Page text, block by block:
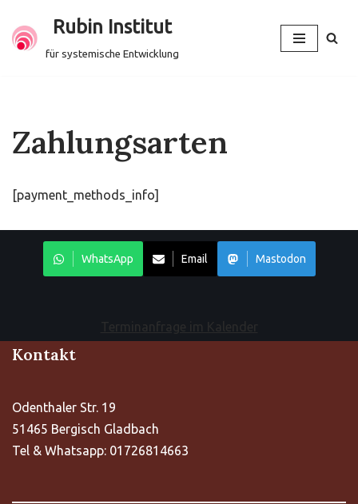
Zum
Rubin Institut
für systemische Entwicklung
Zahlungsarten
[payment_methods_info]
WhatsApp Email Mastodon
Terminanfrage im Kalender
Kontakt
Odenthaler Str. 19
51465 Bergisch Gladbach
Tel & Whatsapp: 01726814663